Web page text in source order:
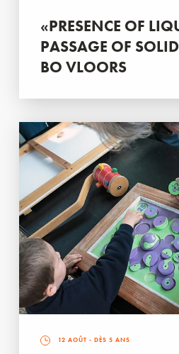
«PRESENCE OF
PASSAGE OF
BO VLOORS
12 AOÛT - DÈS 5 ANS